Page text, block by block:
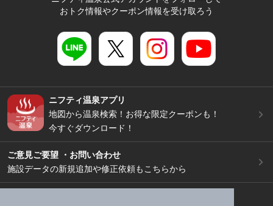
おトク情報やクーポン情報を受け取ろう
ニフティ温泉アプリ
地図から温泉検索！お得な限定クーポンも！
今すぐダウンロード！
ご意見ご要望 ・お問い合わせ
施設データの新規追加や修正依頼もこちらから